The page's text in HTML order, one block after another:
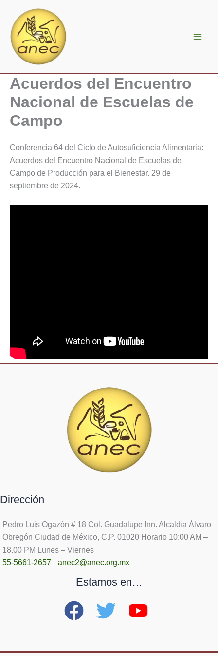
contenido
Acuerdos del Encuentro
Nacional de Escuelas de
Campo
Conferencia 64 del Ciclo de Autosuficiencia Alimentaria:
Acuerdos del Encuentro Nacional de Escuelas de
Campo de Producción para el Bienestar. 29 de
septiembre de 2024.
Dirección
Pedro Luis Ogazón # 18 Col. Guadalupe Inn. Alcaldía Álvaro
Obregón Ciudad de México, C.P. 01020 Horario 10:00 AM –
18.00 PM Lunes – Viernes
55-5661-2657
anec2@anec.org.mx
Estamos en…